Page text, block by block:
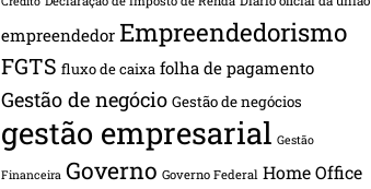
empreendedor Empreendedorismo
FGTS fluxo de caixa folha de pagamento
Gestão de negócio Gestão de negócios
gestão empresarial Gestão
Financeira Governo Governo Federal Home Office